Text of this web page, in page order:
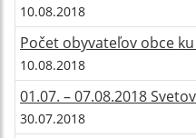
10.08.2018
Počet obyvateľov obce
10.08.2018
01.07. – 07.08.2018
30.07.2018